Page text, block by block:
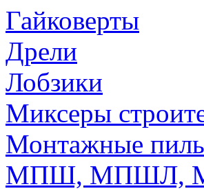
Гайковерты
Дрели
Лобзики
Миксеры
Монтажные
МПШ, МПШЛ,